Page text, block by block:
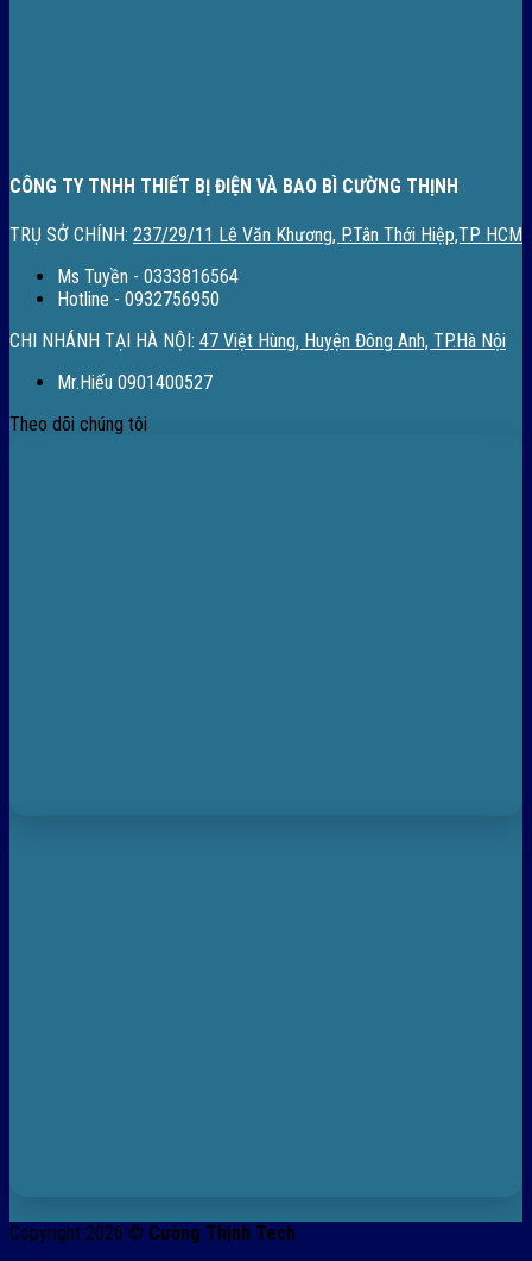
CÔNG TY TNHH THIẾT BỊ ĐIỆN VÀ BAO BÌ CƯỜNG THỊNH
TRỤ SỞ CHÍNH: 237/29/11 Lê Văn Khương, P.Tân Thới Hiệp,TP HCM
Ms Tuyền - 0333816564
Hotline - 0932756950
CHI NHÁNH TẠI HÀ NỘI: 47 Việt Hùng, Huyện Đông Anh, TP.Hà Nội
Mr.Hiếu 0901400527
Theo dõi chúng tôi
Copyright 2026 © Cường Thịnh Tech